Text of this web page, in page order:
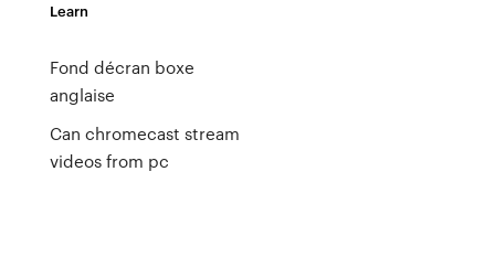
Learn
Fond décran boxe
anglaise
Can chromecast stream
videos from pc